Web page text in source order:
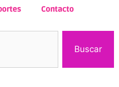
Contacto
Buscar